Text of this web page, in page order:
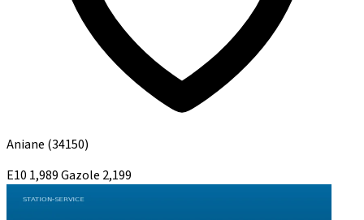
Aniane (34150)
E10 1,989Gazole 2,199